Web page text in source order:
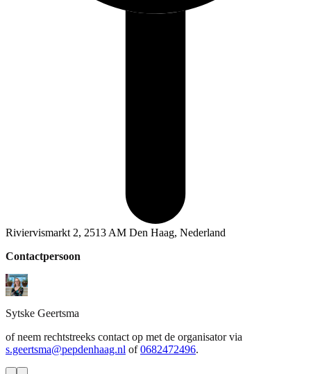
Riviervismarkt 2, 2513 AM Den Haag, Nederland
Contactpersoon
Sytske Geertsma
of neem rechtstreeks contact op met de organisator via
s.geertsma@pepdenhaag.nl of 0682472496.